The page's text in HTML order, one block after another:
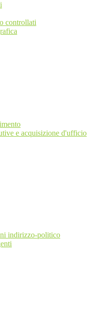
controllati
e acquisizione d'ufficio
indirizzo-politico